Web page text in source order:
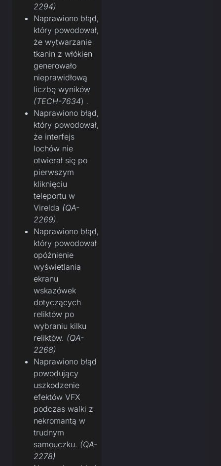
2294)
Naprawiono błąd,
który powodował,
że wytwarzanie
tkanin z włókien
generowało
nieprawidłową
liczbę wyników
(TECH-7634) .
Naprawiono błąd,
który powodował,
że interfejs
lochów nie
otwierał się po
pierwszym
kliknięciu
teleportu w
Virelda (QA-
2269).
Naprawiono błąd,
który powodował
opóźnienie
wyświetlania
ekranu
wskazówek
dotyczących
reliktów po
wybraniu kilku
reliktów. (QA-
2268)
Naprawiono błąd
powodujący
uszkodzenie
efektów VFX
podczas walki z
nekromantą w
trudnym
samouczku. (QA-
2278)